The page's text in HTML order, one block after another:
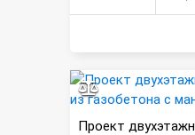
Проект